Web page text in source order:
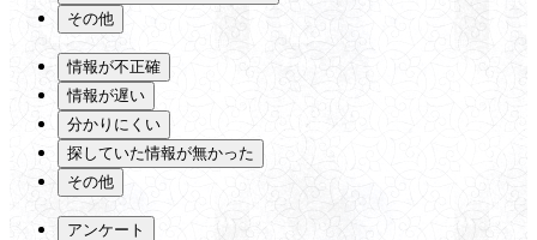
その他
情報が不正確
情報が遅い
分かりにくい
探していた情報が無かった
その他
アンケート